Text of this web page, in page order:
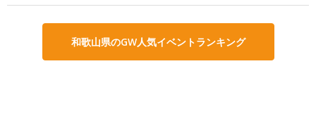
和歌山県のGW人気イベントランキング